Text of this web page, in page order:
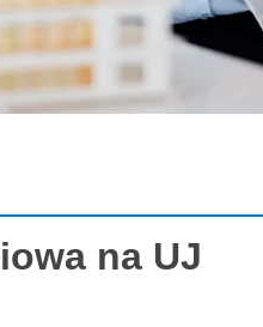
na UJ